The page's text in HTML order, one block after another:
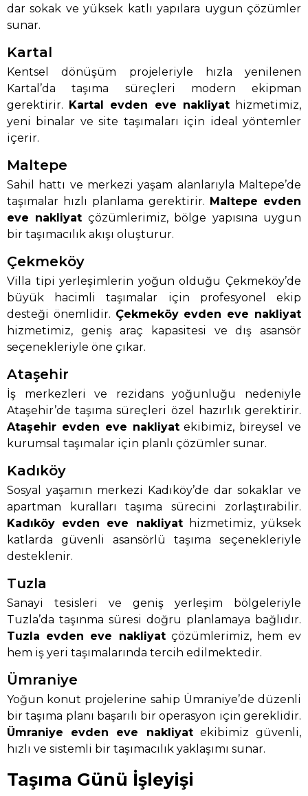
dar sokak ve yüksek katlı yapılara uygun çözümler
sunar.
Kartal
Kentsel dönüşüm projeleriyle hızla yenilenen
Kartal’da taşıma süreçleri modern ekipman
gerektirir.
Kartal evden eve nakliyathizmetimiz,
yeni binalar ve site taşımaları için ideal yöntemler
içerir.
Maltepe
Sahil hattı ve merkezi yaşam alanlarıyla Maltepe’de
taşımalar hızlı planlama gerektirir. Maltepe evden
eve nakliyat çözümlerimiz, bölge yapısına uygun
bir taşımacılık akışı oluşturur.
Çekmeköy
Villa tipi yerleşimlerin yoğun olduğu Çekmeköy’de
büyük hacimli taşımalar için profesyonel ekip
desteği önemlidir. Çekmeköy evden eve nakliyat
hizmetimiz, geniş araç kapasitesi ve dış asansör
seçenekleriyle öne çıkar.
Ataşehir
İş merkezleri ve rezidans yoğunluğu nedeniyle
Ataşehir’de taşıma süreçleri özel hazırlık gerektirir.
Ataşehir evden eve nakliyatekibimiz, bireysel ve
kurumsal taşımalar için planlı çözümler sunar.
Kadıköy
Sosyal yaşamın merkezi Kadıköy’de dar sokaklar ve
apartman kuralları taşıma sürecini zorlaştırabilir.
Kadıköy evden eve nakliyathizmetimiz, yüksek
katlarda güvenli asansörlü taşıma seçenekleriyle
desteklenir.
Tuzla
Sanayi tesisleri ve geniş yerleşim bölgeleriyle
Tuzla’da taşınma süresi doğru planlamaya bağlıdır.
Tuzla evden eve nakliyatçözümlerimiz, hem ev
hem iş yeri taşımalarında tercih edilmektedir.
Ümraniye
Yoğun konut projelerine sahip Ümraniye’de düzenli
bir taşıma planı başarılı bir operasyon için gereklidir.
Ümraniye evden eve nakliyatekibimiz güvenli,
hızlı ve sistemli bir taşımacılık yaklaşımı sunar.
Taşıma Günü İşleyişi